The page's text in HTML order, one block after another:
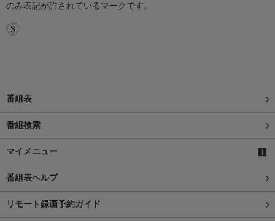
のみ表記が許されているマークです。
番組表
番組検索
マイメニュー
番組表ヘルプ
リモート録画予約ガイド